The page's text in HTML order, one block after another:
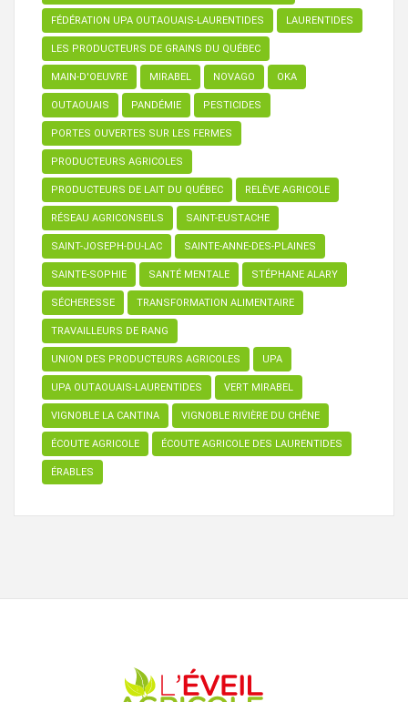
FÉDÉRATION UPA OUTAOUAIS-LAURENTIDES LAURENTIDES
LES PRODUCTEURS DE GRAINS DU QUÉBEC
MAIN-D'OEUVRE MIRABEL NOVAGO OKA
OUTAOUAIS PANDÉMIE PESTICIDES
PORTES OUVERTES SUR LES FERMES
PRODUCTEURS AGRICOLES
PRODUCTEURS DE LAIT DU QUÉBEC RELÈVE AGRICOLE
RÉSEAU AGRICONSEILS SAINT-EUSTACHE
SAINT-JOSEPH-DU-LAC SAINTE-ANNE-DES-PLAINES
SAINTE-SOPHIE SANTÉ MENTALE STÉPHANE ALARY
SÉCHERESSE TRANSFORMATION ALIMENTAIRE
TRAVAILLEURS DE RANG
UNION DES PRODUCTEURS AGRICOLES UPA
UPA OUTAOUAIS-LAURENTIDES VERT MIRABEL
VIGNOBLE LA CANTINA VIGNOBLE RIVIÈRE DU CHÊNE
ÉCOUTE AGRICOLE ÉCOUTE AGRICOLE DES LAURENTIDES
ÉRABLES